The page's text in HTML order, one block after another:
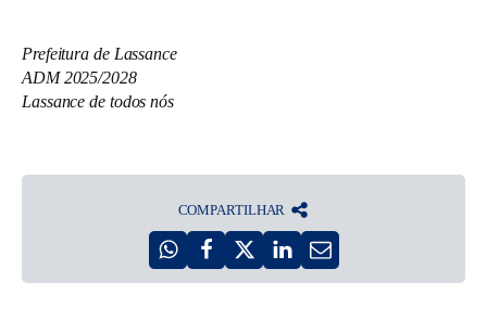
Prefeitura de Lassance
ADM 2025/2028
Lassance de todos nós
COMPARTILHAR